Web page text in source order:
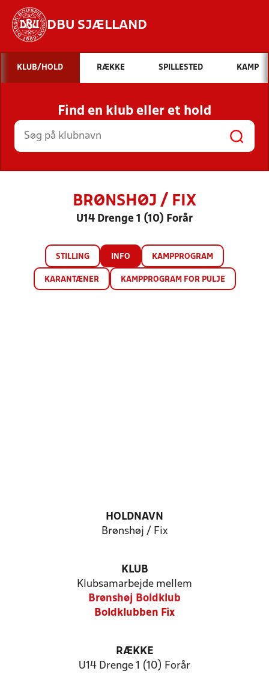
DBU SJÆLLAND
Hvad vil du søge efter?
INDHOLD OG NYHEDER
STILLINGER, RESULTATER, KLUBBER OG
HOLD
KLUB/HOLD RÆKKE SPILLESTED KAMP
Find en klub eller et hold
BRØNSHØJ / FIX
U14 Drenge 1 (10) Forår
STILLING INFO KAMPPROGRAM
KARANTÆNER KAMPPROGRAM FOR PULJE
HOLDNAVN
Brønshøj / Fix
KLUB
Klubsamarbejde mellem
Brønshøj Boldklub
Boldklubben Fix
RÆKKE
U14 Drenge 1 (10) Forår